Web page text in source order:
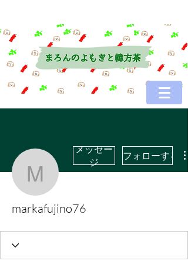
markafujino76
メッセー
ジ
フォローする
markafujino76